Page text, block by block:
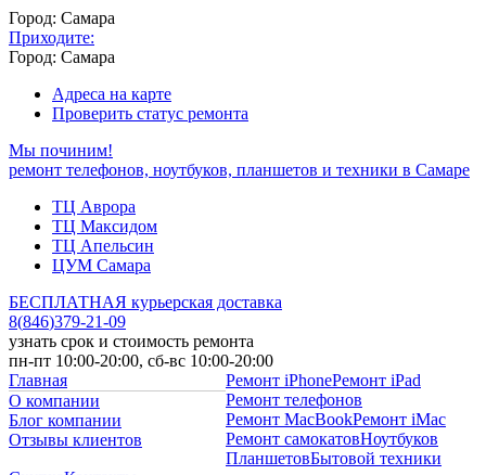
Город: Самара
Приходите:
Город: Самара
Адреса на карте
Проверить статус ремонта
Мы починим!
ремонт телефонов, ноутбуков, планшетов и техники в Самаре
ТЦ Аврора
ТЦ Максидом
ТЦ Апельсин
ЦУМ Самара
БЕСПЛАТНАЯ курьерская доставка
8(846)379-21-09
узнать срок и стоимость ремонта
пн-пт 10:00-20:00, сб-вс 10:00-20:00
Главная
О компании
Блог компании
Отзывы клиентов
Ремонт iPhoneРемонт iPad
Ремонт телефонов
Ремонт MacBookРемонт iMac
Ремонт самокатовНоутбуков
ПланшетовБытовой техники